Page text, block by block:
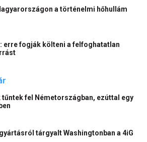
a történelmi hőhullám
erre fogják költeni a felfoghatatlan
tűntek fel Németországban, ezúttal egy
tárgyalt Washingtonban a 4iG